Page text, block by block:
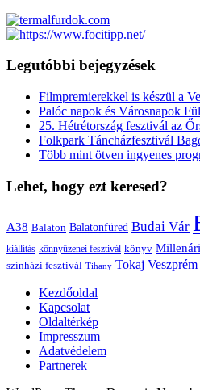
Legutóbbi bejegyzések
Filmpremierekkel is készül a
Palóc napok és Városnapok
25. Hétrétország fesztivál az
Folkpark Táncházfesztivál
Több mint ötven ingyenes
Lehet, hogy ezt keresed?
A38 Balaton Balatonfüred Budai Vár
kiállítás könnyűzenei fesztivál könyv
színházi fesztivál Tihany Tokaj Veszprém
Kezdőoldal
Kapcsolat
Oldaltérkép
Impresszum
Adatvédelem
Partnerek